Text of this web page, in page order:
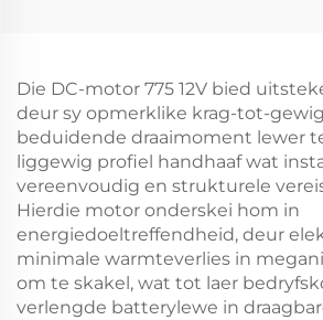
Die DC-motor 775 12V bied
deur sy opmerklike krag-tot-
beduidende draaimoment lewer
liggewig profiel handhaaf wat
vereenvoudig en strukturele
Hierdie motor onderskei hom in
energiedoeltreffendheid, deur
minimale warmteverlies in
om te skakel, wat tot laer
verlengde batterylewe in